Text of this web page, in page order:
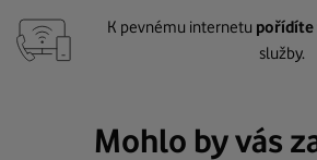
K pevnému internetu pořídíte
služby.
Mohlo by vás